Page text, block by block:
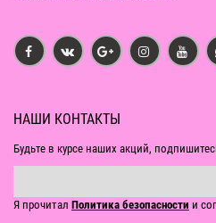
НАШИ КОНТАКТЫ
Будьте в курсе наших акций,
Я прочитал Политика безопасности и